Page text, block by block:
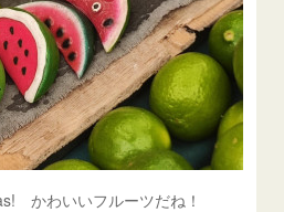
かわいいフルーツだね！